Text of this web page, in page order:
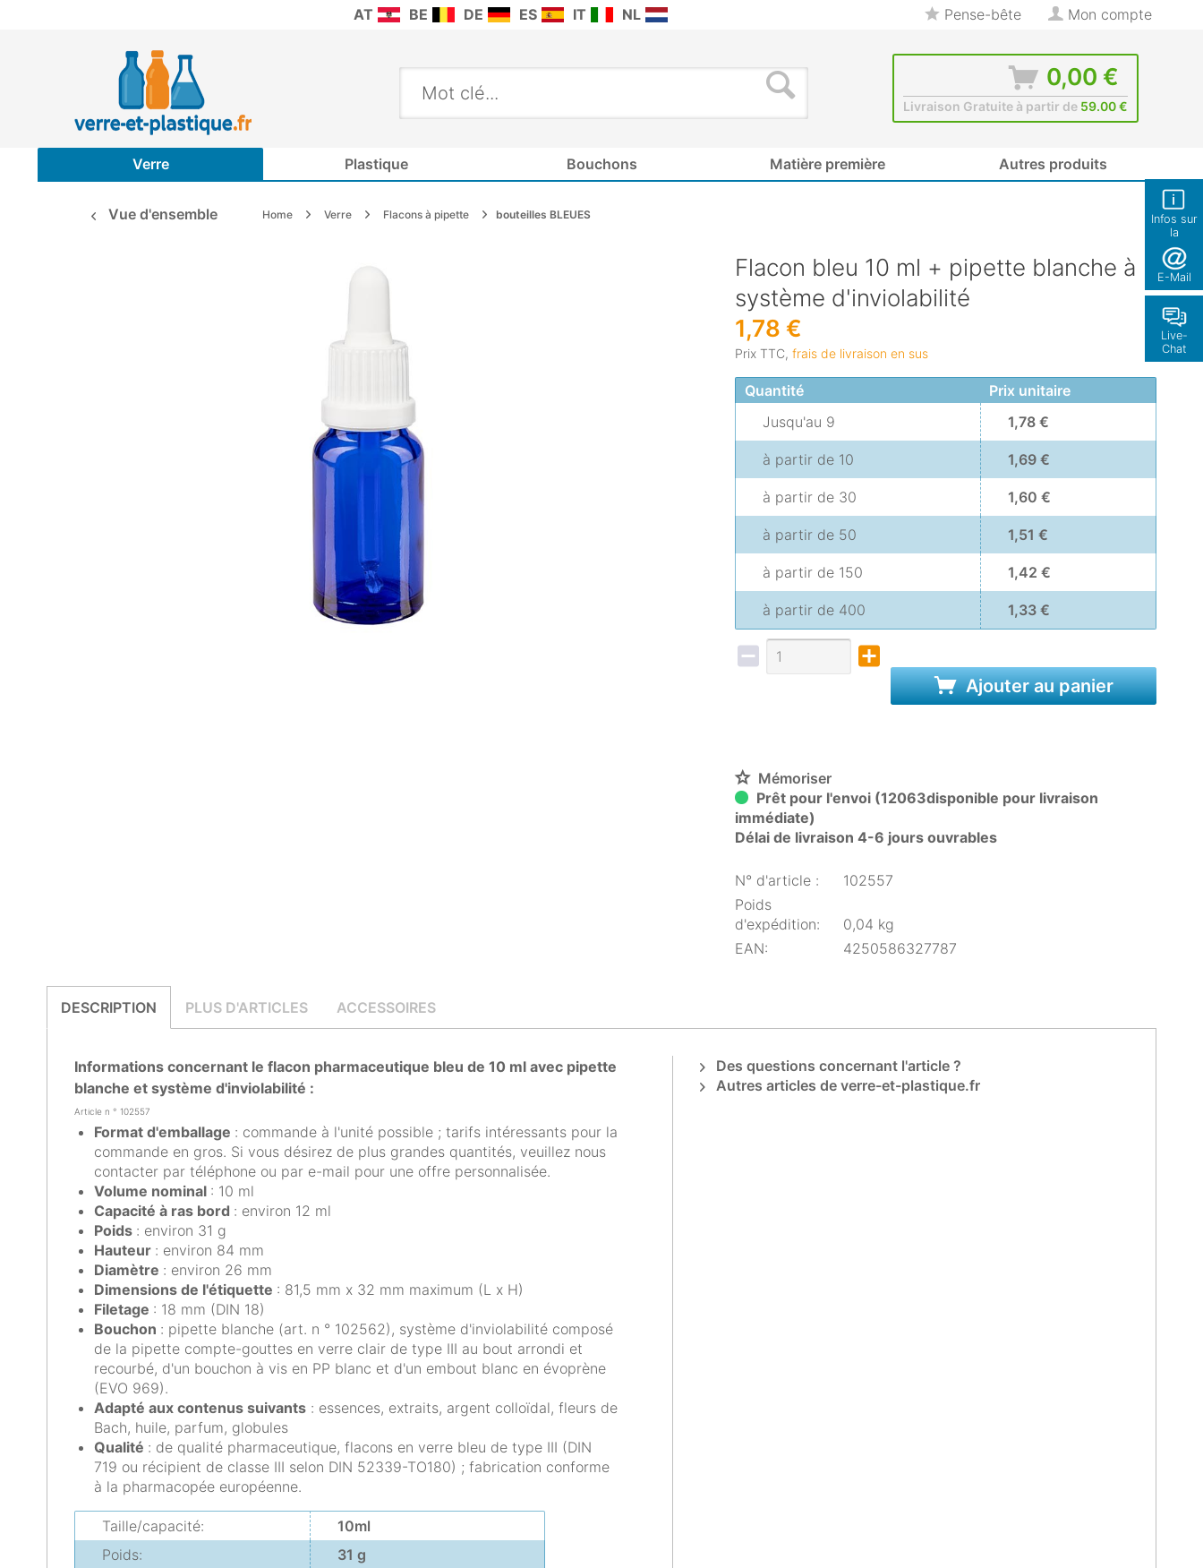
Infos sur
la
boutique
E-Mail
Live-
Chat
AT BE DE ES IT NL Pense-bête Mon compte
0,00 €
Livraison Gratuite à partir de 59.00 €
Verre Plastique Bouchons Matière première Autres produits
Vue d'ensemble Home Verre Flacons à pipette bouteilles BLEUES
Flacon bleu 10 ml + pipette blanche à
système d'inviolabilité
1,78 €
Prix TTC, frais de livraison en sus
Quantité
Prix unitaire
Jusqu'au 9 1,78 €
à partir de 10 1,69 €
à partir de 30 1,60 €
à partir de 50 1,51 €
à partir de 150 1,42 €
à partir de 400 1,33 €
Ajouter au panier
Mémoriser
Prêt pour l'envoi (12063disponible pour livraison
immédiate)
Délai de livraison 4-6 jours ouvrables
N° d'article :
102557
Poids
d'expédition:
0,04 kg
EAN:
4250586327787
DESCRIPTION PLUS D'ARTICLES ACCESSOIRES
Informations concernant le flacon pharmaceutique bleu de 10 ml avec pipette
blanche et système d'inviolabilité :
Article n ° 102557
Format d'emballage : commande à l'unité possible ; tarifs intéressants pour la
commande en gros. Si vous désirez de plus grandes quantités, veuillez nous
contacter par téléphone ou par e-mail pour une offre personnalisée.
Volume nominal : 10 ml
Capacité à ras bord : environ 12 ml
Poids : environ 31 g
Hauteur : environ 84 mm
Diamètre : environ 26 mm
Dimensions de l'étiquette : 81,5 mm x 32 mm maximum (L x H)
Filetage : 18 mm (DIN 18)
Bouchon : pipette blanche (art. n ° 102562), système d'inviolabilité composé
de la pipette compte-gouttes en verre clair de type III au bout arrondi et
recourbé, d'un bouchon à vis en PP blanc et d'un embout blanc en évoprène
(EVO 969).
Adapté aux contenus suivants : essences, extraits, argent colloïdal, fleurs de
Bach, huile, parfum, globules
Qualité : de qualité pharmaceutique, flacons en verre bleu de type III (DIN
719 ou récipient de classe III selon DIN 52339-TO180) ; fabrication conforme
à la pharmacopée européenne.
Taille/capacité:
10ml
Poids:
31 g
Des questions concernant l'article ?
Autres articles de verre-et-plastique.fr